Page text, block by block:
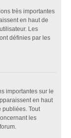
très importantes
en haut de
Les
définies par les
importantes sur le
en haut
publiées. Tout
les